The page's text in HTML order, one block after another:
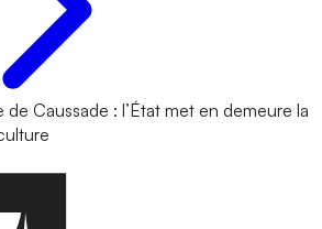
de Caussade : l’État met en demeure la